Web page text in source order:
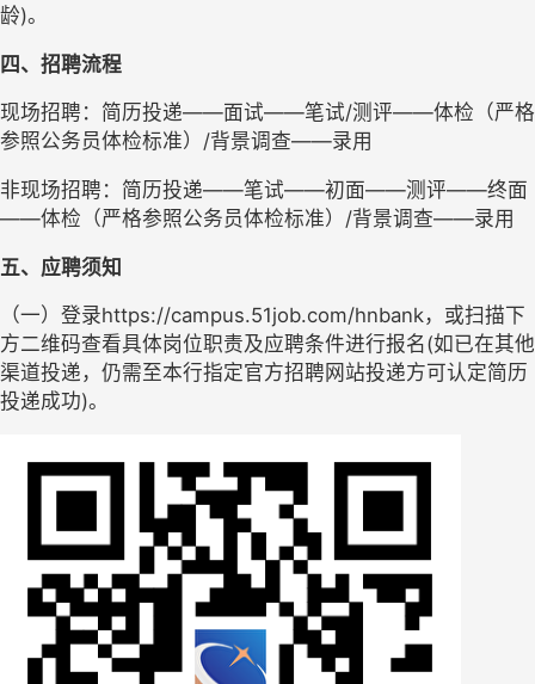
龄)。
四、招聘流程
现场招聘：简历投递——面试——笔试/测评——体检（严格
参照公务员体检标准）/背景调查——录用
非现场招聘：简历投递——笔试——初面——测评——终面
——体检（严格参照公务员体检标准）/背景调查——录用
五、应聘须知
（一）登录https://campus.51job.com/hnbank，或扫描下
方二维码查看具体岗位职责及应聘条件进行报名(如已在其他
渠道投递，仍需至本行指定官方招聘网站投递方可认定简历
投递成功)。